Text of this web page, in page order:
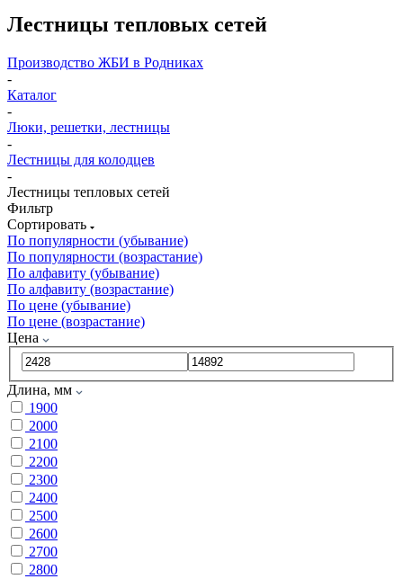
Лестницы тепловых сетей
Производство ЖБИ в Родниках
-
Каталог
-
Люки, решетки, лестницы
-
Лестницы для колодцев
-
Лестницы тепловых сетей
Фильтр
Сортировать
По популярности (убывание)
По популярности (возрастание)
По алфавиту (убывание)
По алфавиту (возрастание)
По цене (убывание)
По цене (возрастание)
Цена
Длина, мм
1900
2000
2100
2200
2300
2400
2500
2600
2700
2800